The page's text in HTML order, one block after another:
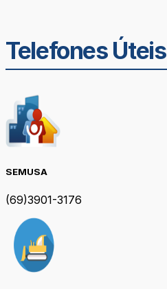
Telefones Úteis
SEMUSA
(69)3901-3176